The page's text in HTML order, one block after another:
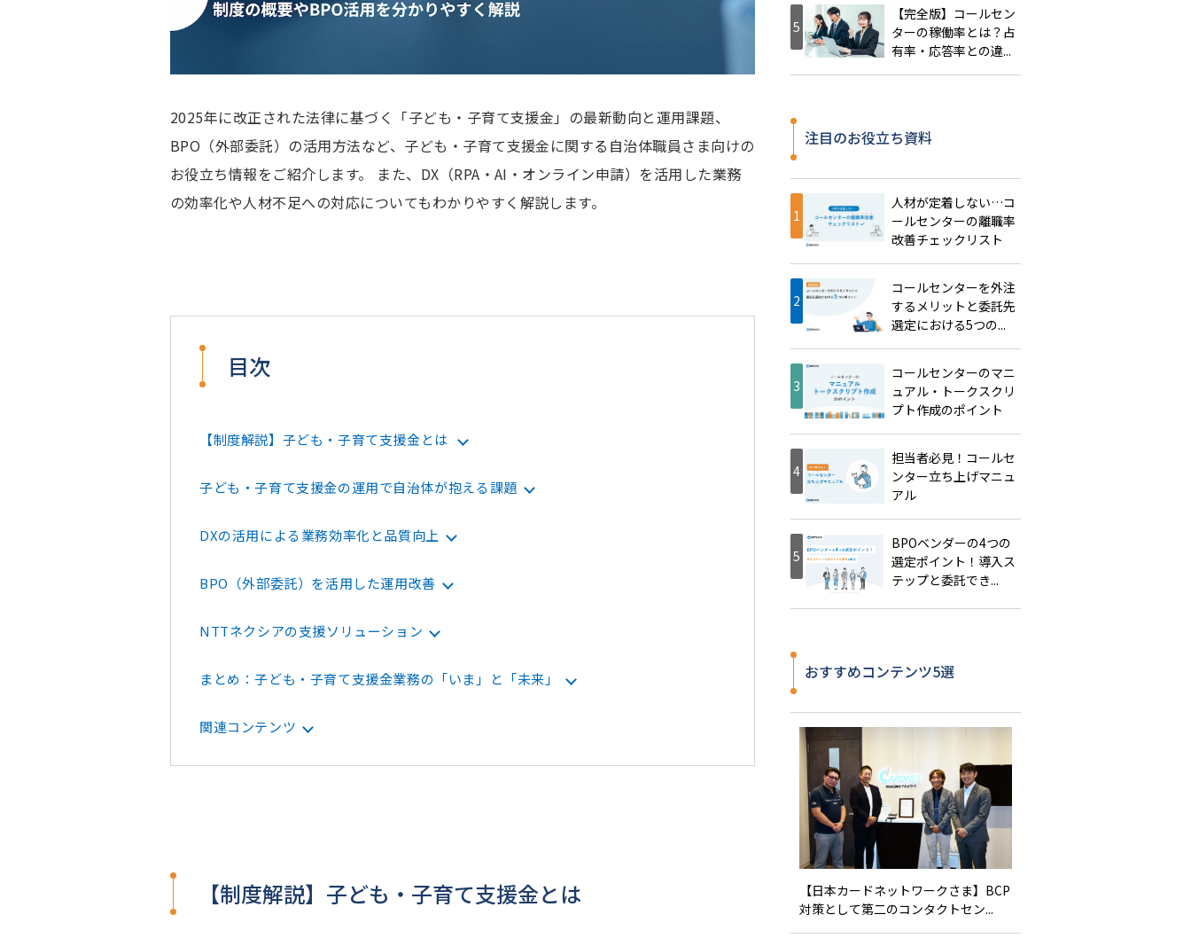
2025年に改正された法律に基づく「子ども・子育て支援金」の最新動向と運用課題、
BPO（外部委託）の活用方法など、子ども・子育て支援金に関する自治体職員さま向けの
お役立ち情報をご紹介します。 また、DX（RPA・AI・オンライン申請）を活用した業務
の効率化や人材不足への対応についてもわかりやすく解説します。
目次
【制度解説】子ども・子育て支援金とは
子ども・子育て支援金の運用で自治体が抱える課題
DXの活用による業務効率化と品質向上
BPO（外部委託）を活用した運用改善
NTTネクシアの支援ソリューション
まとめ：子ども・子育て支援金業務の「いま」と「未来」
関連コンテンツ
【制度解説】子ども・子育て支援金とは
【完全版】コールセン
ターの稼働率とは？占
有率・応答率との違...
注目のお役立ち資料
人材が定着しない…コ
ールセンターの離職率
改善チェックリスト
コールセンターを外注
するメリットと委託先
選定における5つの...
コールセンターのマニ
ュアル・トークスクリ
プト作成のポイント
担当者必見！コールセ
ンター立ち上げマニュ
アル
BPOベンダーの4つの
選定ポイント！導入ス
テップと委託でき...
おすすめコンテンツ5選
【日本カードネットワークさま】BCP
対策として第二のコンタクトセン...